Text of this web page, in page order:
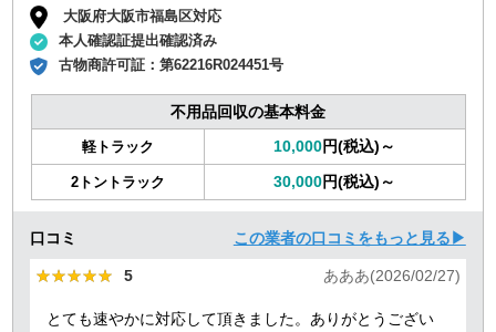
大阪府大阪市福島区対応
本人確認証提出確認済み
古物商許可証：第62216R024451号
不用品回収の基本料金
軽トラック 10,000円(税込)～
2トントラック 30,000円(税込)～
口コミ この業者の口コミをもっと見る▶
★★★★★
★★★★★ 5 あああ(2026/02/27)
とても速やかに対応して頂きました。ありがとうござい